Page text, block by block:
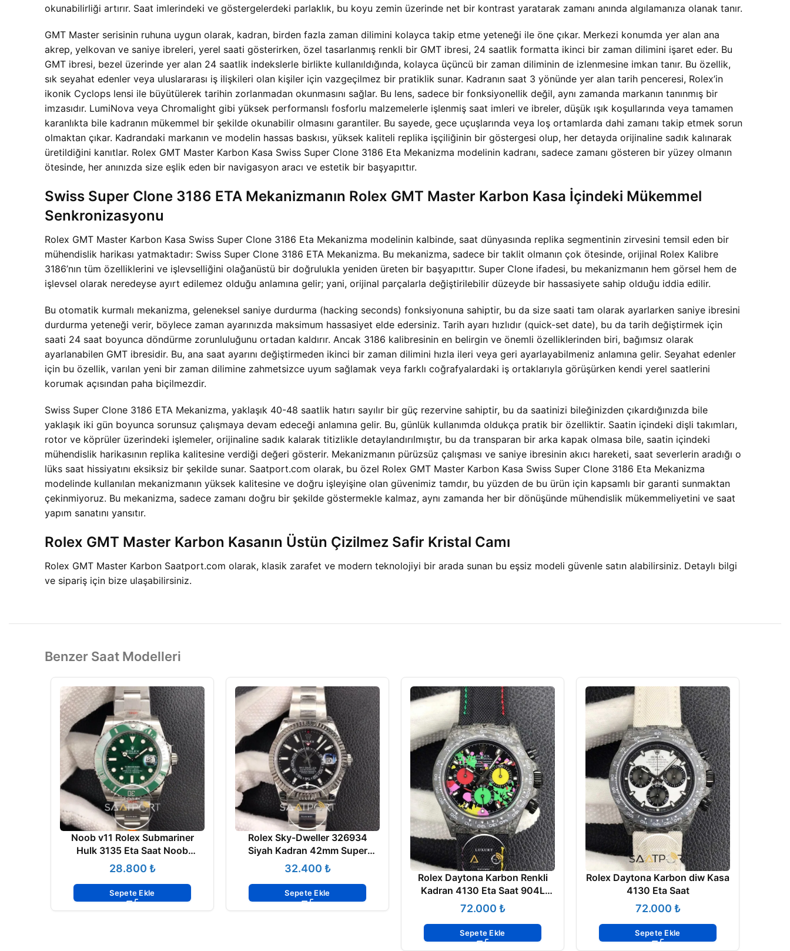
okunabilirliği artırır. Saat imlerindeki ve göstergelerdeki parlaklık, bu koyu zemin üzerinde net bir kontrast yaratarak zamanı anında algılamanıza olanak tanır.
GMT Master serisinin ruhuna uygun olarak, kadran, birden fazla zaman dilimini kolayca takip etme yeteneği ile öne çıkar. Merkezi konumda yer alan ana
akrep, yelkovan ve saniye ibreleri, yerel saati gösterirken, özel tasarlanmış renkli bir GMT ibresi, 24 saatlik formatta ikinci bir zaman dilimini işaret eder. Bu
GMT ibresi, bezel üzerinde yer alan 24 saatlik indekslerle birlikte kullanıldığında, kolayca üçüncü bir zaman diliminin de izlenmesine imkan tanır. Bu özellik,
sık seyahat edenler veya uluslararası iş ilişkileri olan kişiler için vazgeçilmez bir pratiklik sunar. Kadranın saat 3 yönünde yer alan tarih penceresi, Rolex’in
ikonik Cyclops lensi ile büyütülerek tarihin zorlanmadan okunmasını sağlar. Bu lens, sadece bir fonksiyonellik değil, aynı zamanda markanın tanınmış bir
imzasıdır. LumiNova veya Chromalight gibi yüksek performanslı fosforlu malzemelerle işlenmiş saat imleri ve ibreler, düşük ışık koşullarında veya tamamen
karanlıkta bile kadranın mükemmel bir şekilde okunabilir olmasını garantiler. Bu sayede, gece uçuşlarında veya loş ortamlarda dahi zamanı takip etmek sorun
olmaktan çıkar. Kadrandaki markanın ve modelin hassas baskısı, yüksek kaliteli replika işçiliğinin bir göstergesi olup, her detayda orijinaline sadık kalınarak
üretildiğini kanıtlar. Rolex GMT Master Karbon Kasa Swiss Super Clone 3186 Eta Mekanizma modelinin kadranı, sadece zamanı gösteren bir yüzey olmanın
ötesinde, her anınızda size eşlik eden bir navigasyon aracı ve estetik bir başyapıttır.
Swiss Super Clone 3186 ETA Mekanizmanın Rolex GMT Master Karbon Kasa İçindeki Mükemmel
Senkronizasyonu
Rolex GMT Master Karbon Kasa Swiss Super Clone 3186 Eta Mekanizma modelinin kalbinde, saat dünyasında replika segmentinin zirvesini temsil eden bir
mühendislik harikası yatmaktadır: Swiss Super Clone 3186 ETA Mekanizma. Bu mekanizma, sadece bir taklit olmanın çok ötesinde, orijinal Rolex Kalibre
3186’nın tüm özelliklerini ve işlevselliğini olağanüstü bir doğrulukla yeniden üreten bir başyapıttır. Super Clone ifadesi, bu mekanizmanın hem görsel hem de
işlevsel olarak neredeyse ayırt edilemez olduğu anlamına gelir; yani, orijinal parçalarla değiştirilebilir düzeyde bir hassasiyete sahip olduğu iddia edilir.
Bu otomatik kurmalı mekanizma, geleneksel saniye durdurma (hacking seconds) fonksiyonuna sahiptir, bu da size saati tam olarak ayarlarken saniye ibresini
durdurma yeteneği verir, böylece zaman ayarınızda maksimum hassasiyet elde edersiniz. Tarih ayarı hızlıdır (quick-set date), bu da tarih değiştirmek için
saati 24 saat boyunca döndürme zorunluluğunu ortadan kaldırır. Ancak 3186 kalibresinin en belirgin ve önemli özelliklerinden biri, bağımsız olarak
ayarlanabilen GMT ibresidir. Bu, ana saat ayarını değiştirmeden ikinci bir zaman dilimini hızla ileri veya geri ayarlayabilmeniz anlamına gelir. Seyahat edenler
için bu özellik, varılan yeni bir zaman dilimine zahmetsizce uyum sağlamak veya farklı coğrafyalardaki iş ortaklarıyla görüşürken kendi yerel saatlerini
korumak açısından paha biçilmezdir.
Swiss Super Clone 3186 ETA Mekanizma, yaklaşık 40-48 saatlik hatırı sayılır bir güç rezervine sahiptir, bu da saatinizi bileğinizden çıkardığınızda bile
yaklaşık iki gün boyunca sorunsuz çalışmaya devam edeceği anlamına gelir. Bu, günlük kullanımda oldukça pratik bir özelliktir. Saatin içindeki dişli takımları,
rotor ve köprüler üzerindeki işlemeler, orijinaline sadık kalarak titizlikle detaylandırılmıştır, bu da transparan bir arka kapak olmasa bile, saatin içindeki
mühendislik harikasının replika kalitesine verdiği değeri gösterir. Mekanizmanın pürüzsüz çalışması ve saniye ibresinin akıcı hareketi, saat severlerin aradığı o
lüks saat hissiyatını eksiksiz bir şekilde sunar. Saatport.com olarak, bu özel Rolex GMT Master Karbon Kasa Swiss Super Clone 3186 Eta Mekanizma
modelinde kullanılan mekanizmanın yüksek kalitesine ve doğru işleyişine olan güvenimiz tamdır, bu yüzden de bu ürün için kapsamlı bir garanti sunmaktan
çekinmiyoruz. Bu mekanizma, sadece zamanı doğru bir şekilde göstermekle kalmaz, aynı zamanda her bir dönüşünde mühendislik mükemmeliyetini ve saat
yapım sanatını yansıtır.
Rolex GMT Master Karbon Kasanın Üstün Çizilmez Safir Kristal Camı
Rolex GMT Master Karbon Saatport.com olarak, klasik zarafet ve modern teknolojiyi bir arada sunan bu eşsiz modeli güvenle satın alabilirsiniz. Detaylı bilgi
ve sipariş için bize ulaşabilirsiniz.
Benzer Saat Modelleri
Noob v11 Rolex Submariner
Hulk 3135 Eta Saat Noob
Factory ₺
Sepete Ekle
Rolex Sky-Dweller 326934
Siyah Kadran 42mm Super
Clone ETA
₺
Sepete Ekle
Rolex Daytona Karbon Renkli
Kadran 4130 Eta Saat 904L
Kasa ₺
Sepete Ekle
Rolex Daytona Karbon diw Kasa
4130 Eta Saat
₺
Sepete Ekle